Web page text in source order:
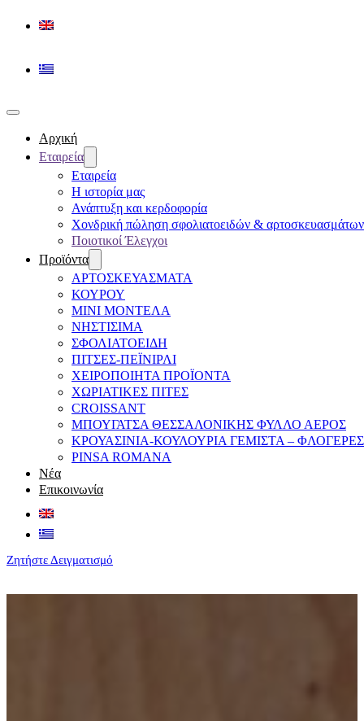
Αρχική
Εταιρεία
Εταιρεία
Η ιστορία μας
Ανάπτυξη και κερδοφορία
Χονδρική πώληση σφολιατοειδών & αρτοσκευασμάτων
Ποιοτικοί Έλεγχοι
Προϊόντα
ΑΡΤΟΣΚΕΥΑΣΜΑΤΑ
ΚΟΥΡΟΥ
ΜΙΝΙ ΜΟΝΤΕΛΑ
ΝΗΣΤΙΣΙΜΑ
ΣΦΟΛΙΑΤΟΕΙΔΗ
ΠΙΤΣΕΣ-ΠΕΪΝΙΡΛΙ
ΧΕΙΡΟΠΟΙΗΤΑ ΠΡΟΪΟΝΤΑ
ΧΩΡΙΑΤΙΚΕΣ ΠΙΤΕΣ
CROISSANT
ΜΠΟΥΓΑΤΣΑ ΘΕΣΣΑΛΟΝΙΚΗΣ ΦΥΛΛΟ ΑΕΡΟΣ
ΚΡΟΥΑΣΙΝΙΑ-ΚΟΥΛΟΥΡΙΑ ΓΕΜΙΣΤΑ – ΦΛΟΓΕΡΕΣ
PINSA ROMANA
Νέα
Επικοινωνία
Ζητήστε Δειγματισμό